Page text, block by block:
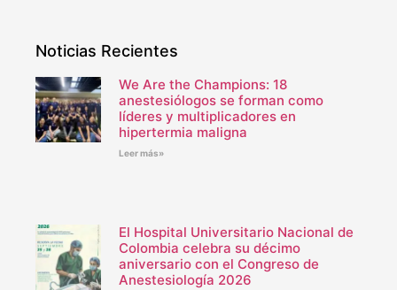
Noticias Recientes
We Are the Champions: 18
anestesiólogos se forman como
líderes y multiplicadores en
hipertermia maligna
Leer más»
El Hospital Universitario Nacional de
Colombia celebra su décimo
aniversario con el Congreso de
Anestesiología 2026